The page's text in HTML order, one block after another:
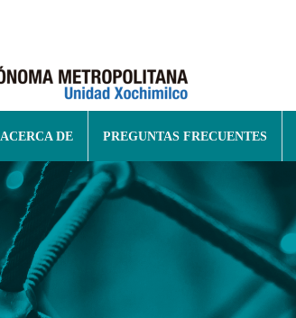
ACERCA DE PREGUNTAS FRECUENTES